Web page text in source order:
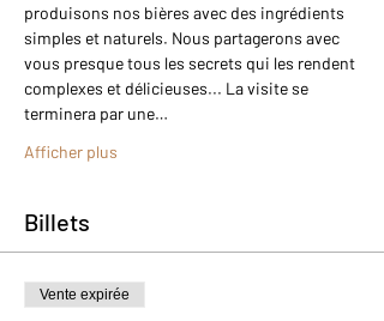
produisons nos bières avec des ingrédients
simples et naturels. Nous partagerons avec
vous presque tous les secrets qui les rendent
complexes et délicieuses... La visite se
terminera par une…
Afficher plus
Billets
Vente expirée